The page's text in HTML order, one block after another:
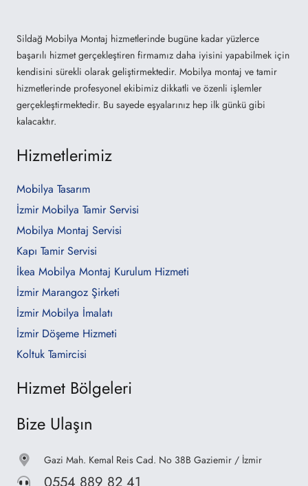
Sildağ Mobilya Montaj hizmetlerinde bugüne kadar yüzlerce
başarılı hizmet gerçekleştiren firmamız daha iyisini yapabilmek için
kendisini sürekli olarak geliştirmektedir. Mobilya montaj ve tamir
hizmetlerinde profesyonel ekibimiz dikkatli ve özenli işlemler
gerçekleştirmektedir. Bu sayede eşyalarınız hep ilk günkü gibi
kalacaktır.
Hizmetlerimiz
Mobilya Tasarım
İzmir Mobilya Tamir Servisi
Mobilya Montaj Servisi
Kapı Tamir Servisi
İkea Mobilya Montaj Kurulum Hizmeti
İzmir Marangoz Şirketi
İzmir Mobilya İmalatı
İzmir Döşeme Hizmeti
Koltuk Tamircisi
Hizmet Bölgeleri
Bize Ulaşın
Gazi Mah. Kemal Reis Cad. No 38B Gaziemir / İzmir